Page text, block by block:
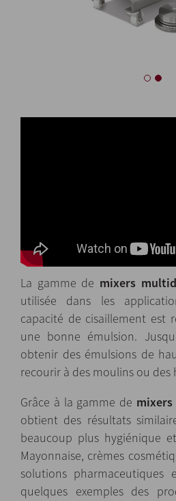
La gamme de mixers
utilisée dans les
capacité de cisaillement est
une bonne émulsion.
obtenir des émulsions de
recourir à des moulins ou des
Grâce à la gamme de mixers
obtient des résultats
beaucoup plus hygiénique
Mayonnaise, crèmes
solutions pharmaceutiques
quelques exemples des